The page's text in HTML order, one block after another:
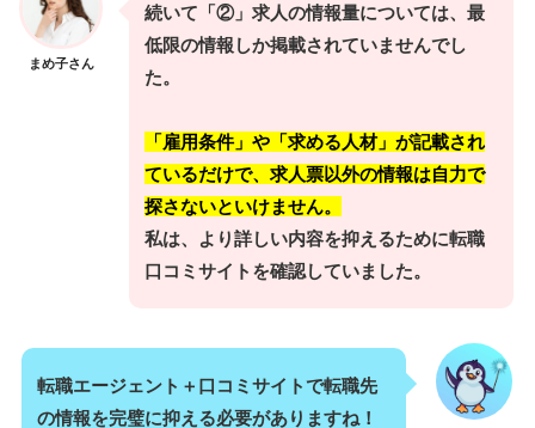
まめ子さん
続いて「②」求人の情報量については、最
低限の情報しか掲載されていませんでし
た。
「雇用条件」や「求める人材」が記載され
ているだけで、求人票以外の情報は自力で
探さないといけません。
私は、より詳しい内容を抑えるために転職
口コミサイトを確認していました。
転職エージェント＋口コミサイトで転職先
の情報を完璧に抑える必要がありますね！